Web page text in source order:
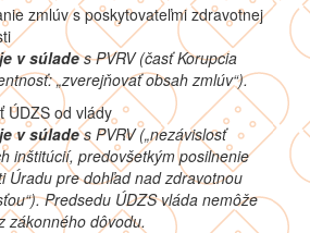
zmlúv s poskytovateľmi zdravotnej
je v súlades PVRV(časť Korupcia
„zverejňovať obsah zmlúv“).
ÚDZS od vlády
je v súlades PVRV („nezávislosť
inštitúcií, predovšetkým posilnenie
Úradu pre dohľad nad zdravotnou
Predsedu ÚDZS vláda nemôže
zákonného dôvodu.